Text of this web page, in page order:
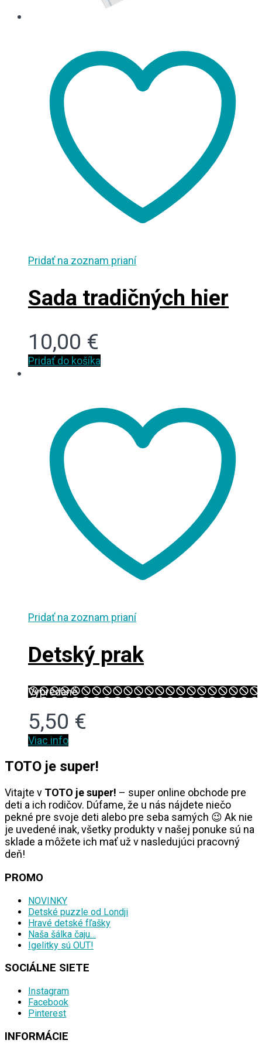
Pridať na zoznam prianí
Sada tradičných hier
10,00 €
Pridať do košíka
Pridať na zoznam prianí
Detský prak
Vypredané
5,50 €
Viac info
TOTO je super!
Vitajte v TOTO je super! – super online obchode pre
deti a ich rodičov. Dúfame, že u nás nájdete niečo
pekné pre svoje deti alebo pre seba samých 😉 Ak nie
je uvedené inak, všetky produkty v našej ponuke sú na
sklade a môžete ich mať už v nasledujúci pracovný
deň!
PROMO
NOVINKY
Detské puzzle od Londji
Hravé detské fľašky
Naša šálka čaju…
Igelitky sú OUT!
SOCIÁLNE SIETE
Instagram
Facebook
Pinterest
INFORMÁCIE